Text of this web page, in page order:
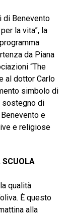
di Benevento
la vita”, la
da Piana
“The
al dottor Carlo
simbolo di
sostegno di
e
e religiose
SCUOLA
qualità
È questo
alla